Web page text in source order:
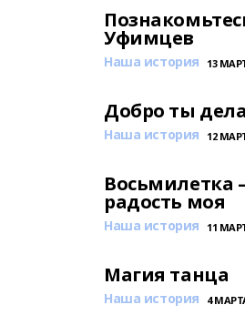
Уфимцев
Наша история 13
Добро ты
Наша история 12
Восьмилетка
радость моя
Наша история 11
Магия танца
Наша история 4